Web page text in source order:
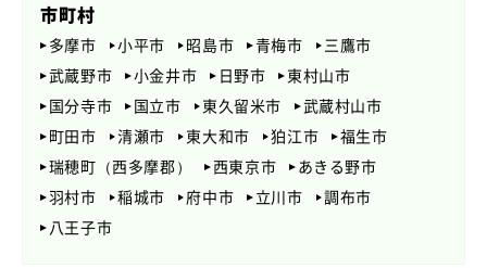
市町村
多摩市 小平市 昭島市 青梅市
三鷹市
武蔵野市
小金井市 日野市
東村山市
国分寺市
国立市 東久留米市
武蔵村山市
町田市
清瀬市 東大和市 狛江市
福生市
瑞穂町（西多摩郡）
西東京市
あきる野市
羽村市
稲城市 府中市 立川市
調布市
八王子市